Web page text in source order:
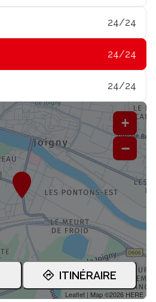
24/24
24/24
24/24
+
−
Leaflet | Map ©2026 HERE
ITINÉRAIRE